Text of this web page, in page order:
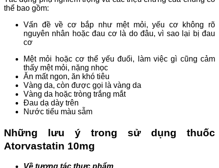
thể bao gồm:
Vấn đề về cơ bắp như mệt mỏi, yếu cơ không rõ
nguyên nhân hoặc đau cơ là do đâu, vì sao lại bị đau
cơ
Mệt mỏi hoặc cơ thể yếu đuối, làm việc gì cũng cảm
thấy mệt mỏi, nặng nhọc
Ăn mất ngon, ăn khó tiêu
Vàng da, còn được gọi là vàng da
Vàng da hoặc tròng trắng mắt
Đau dạ dày trên
Nước tiểu màu sẫm
Những lưu ý trong sử dụng thuốc
Atorvastatin 10mg